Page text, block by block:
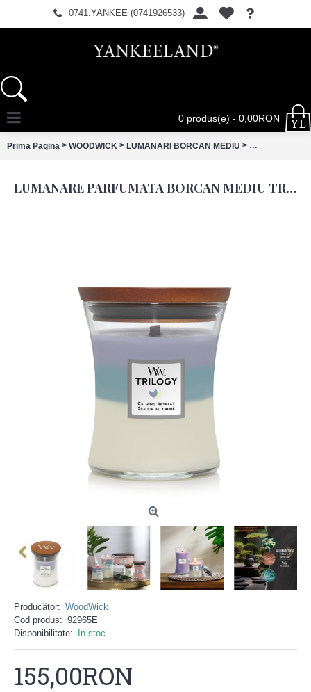
0741.YANKEE (0741926533)
0 produs(e) - 0,00RON
Prima Pagina > WOODWICK > LUMANARI BORCAN MEDIU > Lumanare
LUMANARE PARFUMATA BORCAN MEDIU TRILOGY CALMING RETREAT, WOODWICK®
Producător: WoodWick
Cod produs: 92965E
Disponibilitate:
In stoc
155,00RON